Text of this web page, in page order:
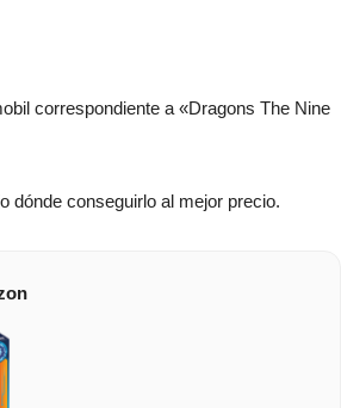
correspondiente a «Dragons The Nine
dónde conseguirlo al mejor precio.